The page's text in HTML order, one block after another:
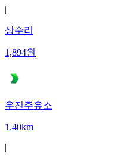
|
상수리
1,894원
우진주유소
1.40km
|